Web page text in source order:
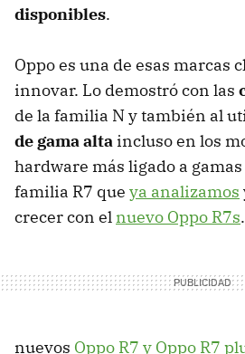
disponibles.
Oppo es una de esas marcas
innovar. Lo demostró con las
de la familia N y también al
de gama alta incluso en los
hardware más ligado a
familia R7 que ya analizamos
crecer con el nuevo Oppo R7s.
nuevos Oppo R7 y Oppo R7